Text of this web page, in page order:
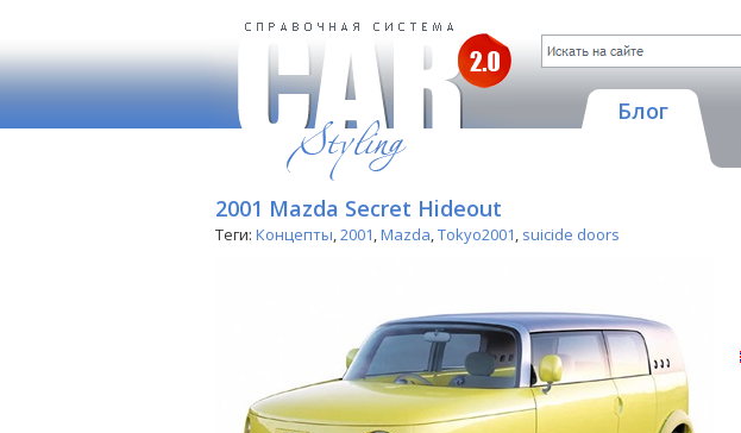
Блог
2001 Mazda Secret Hideout
Теги: Концепты,2001,Mazda,Tokyo2001, suicide doors